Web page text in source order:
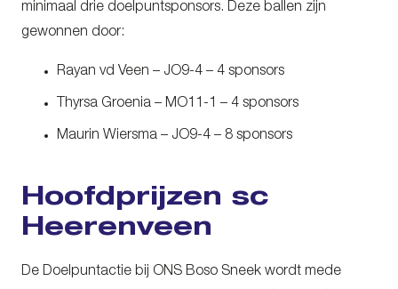
minimaal drie doelpuntsponsors. Deze ballen zijn
gewonnen door:
Rayan vd Veen – JO9-4 – 4 sponsors
Thyrsa Groenia – MO11-1 – 4 sponsors
Maurin Wiersma – JO9-4 – 8 sponsors
Hoofdprijzen sc
Heerenveen
De Doelpuntactie bij ONS Boso Sneek wordt mede